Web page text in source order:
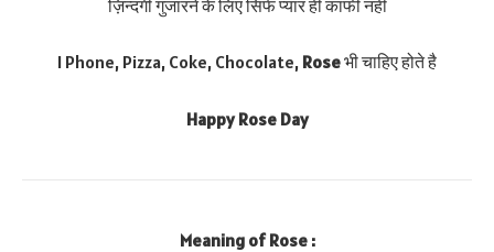
ज़िन्दगी गुजारने के लिए सिर्फ प्यार ही काफी नहीं
I Phone‬, Pizza, Coke, Chocolate, Roseभी चाहिए होते है
Happy Rose Day
Meaning of Rose :